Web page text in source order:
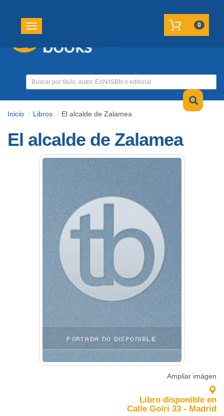
Toggle navigation 0
Inicio Libros El alcalde de Zalamea
El alcalde de Zalamea
Ampliar imágen
Libro disponible en
Calle Goiri 33 - Madrid